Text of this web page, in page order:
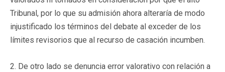
Tribunal, por lo que su admisión ahora alteraría de modo
injustificado los términos del debate al exceder de los
límites revisorios que al recurso de casación incumben.
2. De otro lado se denuncia error valorativo con relación a